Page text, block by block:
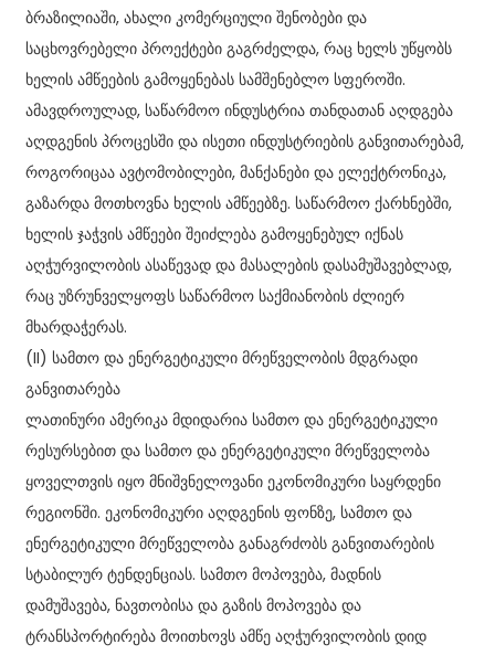
ბრაზილიაში, ახალი კომერციული შენობები და
საცხოვრებელი პროექტები გაგრძელდა, რაც ხელს უწყობს
ხელის ამწეების გამოყენებას სამშენებლო სფეროში.
ამავდროულად, საწარმოო ინდუსტრია თანდათან აღდგება
აღდგენის პროცესში და ისეთი ინდუსტრიების განვითარებამ,
როგორიცაა ავტომობილები, მანქანები და ელექტრონიკა,
გაზარდა მოთხოვნა ხელის ამწეებზე. საწარმოო ქარხნებში,
ხელის ჯაჭვის ამწეები შეიძლება გამოყენებულ იქნას
აღჭურვილობის ასაწევად და მასალების დასამუშავებლად,
რაც უზრუნველყოფს საწარმოო საქმიანობის ძლიერ
მხარდაჭერას.
(II) სამთო და ენერგეტიკული მრეწველობის მდგრადი
განვითარება
ლათინური ამერიკა მდიდარია სამთო და ენერგეტიკული
რესურსებით და სამთო და ენერგეტიკული მრეწველობა
ყოველთვის იყო მნიშვნელოვანი ეკონომიკური საყრდენი
რეგიონში. ეკონომიკური აღდგენის ფონზე, სამთო და
ენერგეტიკული მრეწველობა განაგრძობს განვითარების
სტაბილურ ტენდენციას. სამთო მოპოვება, მადნის
დამუშავება, ნავთობისა და გაზის მოპოვება და
ტრანსპორტირება მოითხოვს ამწე აღჭურვილობის დიდ